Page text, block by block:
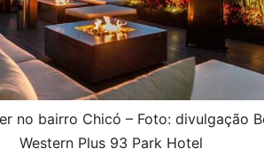
no bairro Chicó – Foto: divulgação
Western Plus 93 Park Hotel